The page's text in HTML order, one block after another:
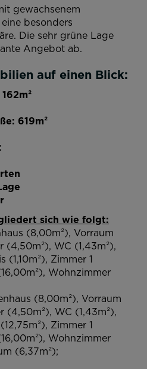
gewachsenem
besonders
Die sehr grüne Lage
Angebot ab.
auf einen Blick:
619m²
sich wie folgt:
(8,00m²), Vorraum
(4,50m²), WC (1,43m²),
(1,10m²), Zimmer 1
Wohnzimmer
(8,00m²), Vorraum
(4,50m²), WC (1,43m²),
Zimmer 1
Wohnzimmer
(6,37m²);